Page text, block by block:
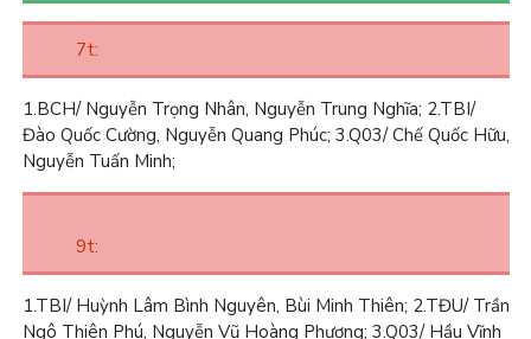
7t:
1.BCH/ Nguyễn Trọng Nhân, Nguyễn Trung Nghĩa; 2.TBI/
Đào Quốc Cường, Nguyễn Quang Phúc; 3.Q03/ Chế Quốc Hữu,
Nguyễn Tuấn Minh;
9t:
1.TBI/ Huỳnh Lâm Bình Nguyên, Bùi Minh Thiên; 2.TĐU/ Trần
Ngô Thiên Phú, Nguyễn Vũ Hoàng Phương; 3.Q03/ Hầu Vĩnh